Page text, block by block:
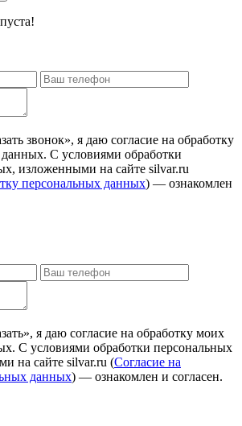
звонок», я даю согласие на обработку
С условиями обработки
изложенными на сайте silvar.ru
персональных данных) — ознакомлен
», я даю согласие на обработку моих
С условиями обработки персональных
на сайте silvar.ru (Согласие на
данных) — ознакомлен и согласен.